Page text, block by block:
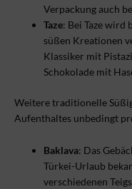
Verpackung auch
Taze: Bei Taze wird
süßen Kreationen
Klassiker mit
Schokolade mit
Weitere traditionelle
Aufenthaltes unbedingt
Baklava: Das
Türkei-Urlaub
verschiedenen